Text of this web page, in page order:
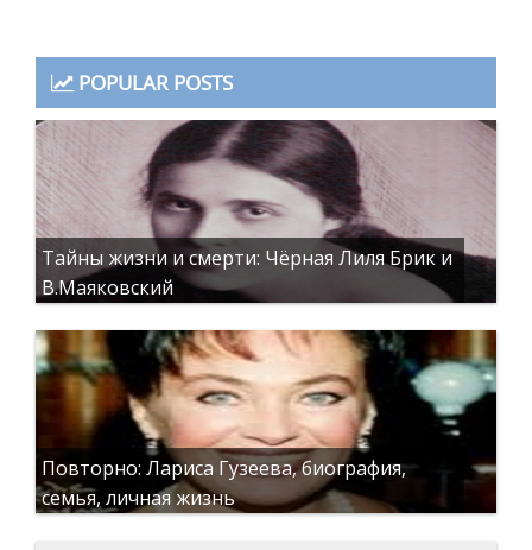
POPULAR POSTS
Тайны жизни и смерти: Чёрная Лиля Брик и
В.Маяковский
Повторно: Лариса Гузеева, биография,
семья, личная жизнь